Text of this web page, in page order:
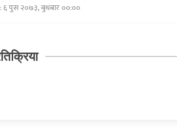
: ६ पुस २०७३, बुधबार ००:००